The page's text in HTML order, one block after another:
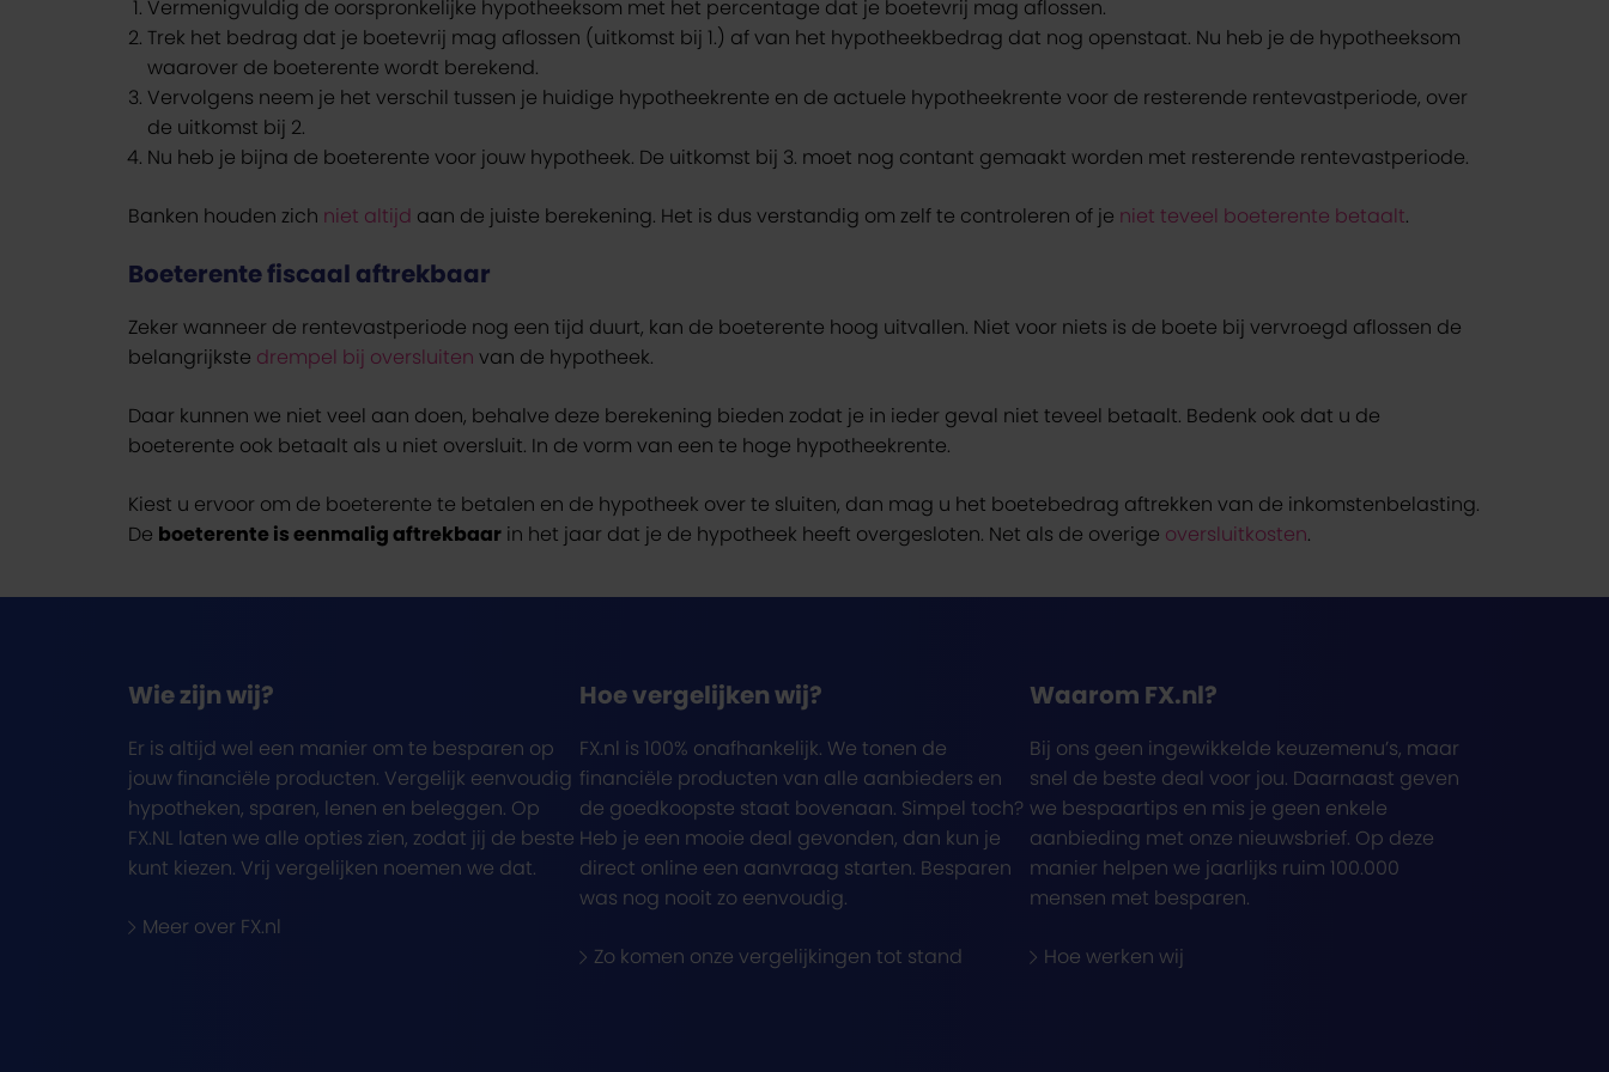
Vermenigvuldig de oorspronkelijke hypotheeksom met het percentage dat je boetevrij mag aflossen.
Trek het bedrag dat je boetevrij mag aflossen (uitkomst bij 1.) af van het hypotheekbedrag dat nog openstaat. Nu heb je de hypotheeksom
waarover de boeterente wordt berekend.
Vervolgens neem je het verschil tussen je huidige hypotheekrente en de actuele hypotheekrente voor de resterende rentevastperiode, over
de uitkomst bij 2.
Nu heb je bijna de boeterente voor jouw hypotheek. De uitkomst bij 3. moet nog contant gemaakt worden met resterende rentevastperiode.
Banken houden zich niet altijd aan de juiste berekening. Het is dus verstandig om zelf te controleren of je niet teveel boeterente betaalt.
Boeterente fiscaal aftrekbaar
Zeker wanneer de rentevastperiode nog een tijd duurt, kan de boeterente hoog uitvallen. Niet voor niets is de boete bij vervroegd aflossen de
belangrijkste drempel bij oversluiten van de hypotheek.
Daar kunnen we niet veel aan doen, behalve deze berekening bieden zodat je in ieder geval niet teveel betaalt. Bedenk ook dat u de
boeterente ook betaalt als u niet oversluit. In de vorm van een te hoge hypotheekrente.
Kiest u ervoor om de boeterente te betalen en de hypotheek over te sluiten, dan mag u het boetebedrag aftrekken van de inkomstenbelasting.
De boeterente is eenmalig aftrekbaar in het jaar dat je de hypotheek heeft overgesloten. Net als de overige oversluitkosten.
Wie zijn wij?
Er is altijd wel een manier om te besparen op
jouw financiële producten. Vergelijk eenvoudig
hypotheken, sparen, lenen en beleggen. Op
FX.NL laten we alle opties zien, zodat jij de beste
kunt kiezen. Vrij vergelijken noemen we dat.
Meer over FX.nl
Hoe vergelijken wij?
FX.nl is 100% onafhankelijk. We tonen de
financiële producten van alle aanbieders en
de goedkoopste staat bovenaan. Simpel toch?
Heb je een mooie deal gevonden, dan kun je
direct online een aanvraag starten. Besparen
was nog nooit zo eenvoudig.
Zo komen onze vergelijkingen tot stand
Waarom FX.nl?
Bij ons geen ingewikkelde keuzemenu’s, maar
snel de beste deal voor jou. Daarnaast geven
we bespaartips en mis je geen enkele
aanbieding met onze nieuwsbrief. Op deze
manier helpen we jaarlijks ruim 100.000
mensen met besparen.
Hoe werken wij